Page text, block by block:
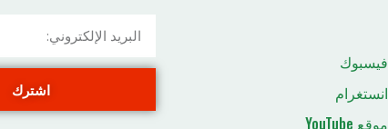
فيسبوك
انستغرام
موقع YouTube
اشترك